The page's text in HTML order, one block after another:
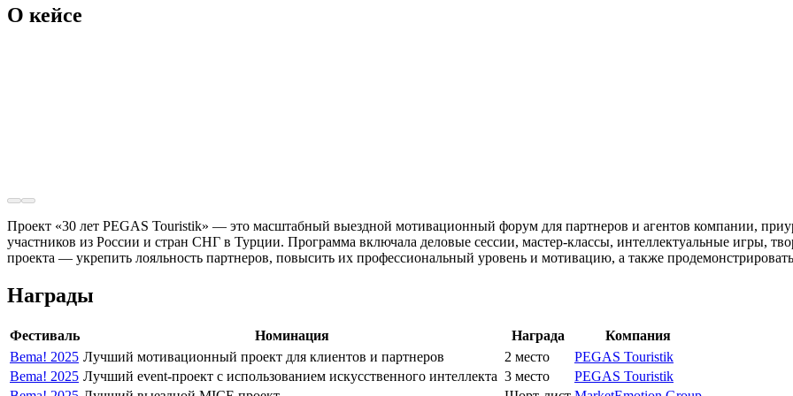
О кейсе
Проект «30 лет PEGAS Touristik» — это масштабный выездной мотивационный форум для партнеров и агентов компании,
участников из России и стран СНГ в Турции. Программа включала деловые сессии, мастер-классы, интеллектуальные игры,
проекта — укрепить лояльность партнеров, повысить их профессиональный уровень и мотивацию, а также
Награды
Фестиваль Номинация Награда
Компания
Bema! 2025 Лучший мотивационный проект для клиентов и партнеров 2 место
PEGAS Touristik
Bema! 2025 Лучший event-проект с использованием искусственного интеллекта 3 место
PEGAS Touristik